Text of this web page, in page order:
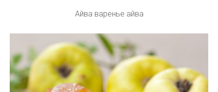
Айва варенье айва